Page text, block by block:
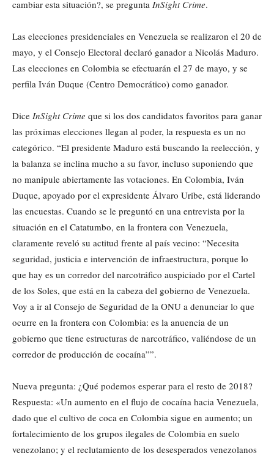
cambiar esta situación?, se pregunta InSight Crime.
Las elecciones presidenciales en Venezuela se realizaron el 20 de
mayo, y el Consejo Electoral declaró ganador a Nicolás Maduro.
Las elecciones en Colombia se efectuarán el 27 de mayo, y se
perfila Iván Duque (Centro Democrático) como ganador.
Dice InSight Crime que si los dos candidatos favoritos para ganar
las próximas elecciones llegan al poder, la respuesta es un no
categórico. “El presidente Maduro está buscando la reelección, y
la balanza se inclina mucho a su favor, incluso suponiendo que
no manipule abiertamente las votaciones. En Colombia, Iván
Duque, apoyado por el expresidente Álvaro Uribe, está liderando
las encuestas. Cuando se le preguntó en una entrevista por la
situación en el Catatumbo, en la frontera con Venezuela,
claramente reveló su actitud frente al país vecino: “Necesita
seguridad, justicia e intervención de infraestructura, porque lo
que hay es un corredor del narcotráfico auspiciado por el Cartel
de los Soles, que está en la cabeza del gobierno de Venezuela.
Voy a ir al Consejo de Seguridad de la ONU a denunciar lo que
ocurre en la frontera con Colombia: es la anuencia de un
gobierno que tiene estructuras de narcotráfico, valiéndose de un
corredor de producción de cocaína””.
Nueva pregunta: ¿Qué podemos esperar para el resto de 2018?
Respuesta: «Un aumento en el flujo de cocaína hacia Venezuela,
dado que el cultivo de coca en Colombia sigue en aumento; un
fortalecimiento de los grupos ilegales de Colombia en suelo
venezolano; y el reclutamiento de los desesperados venezolanos